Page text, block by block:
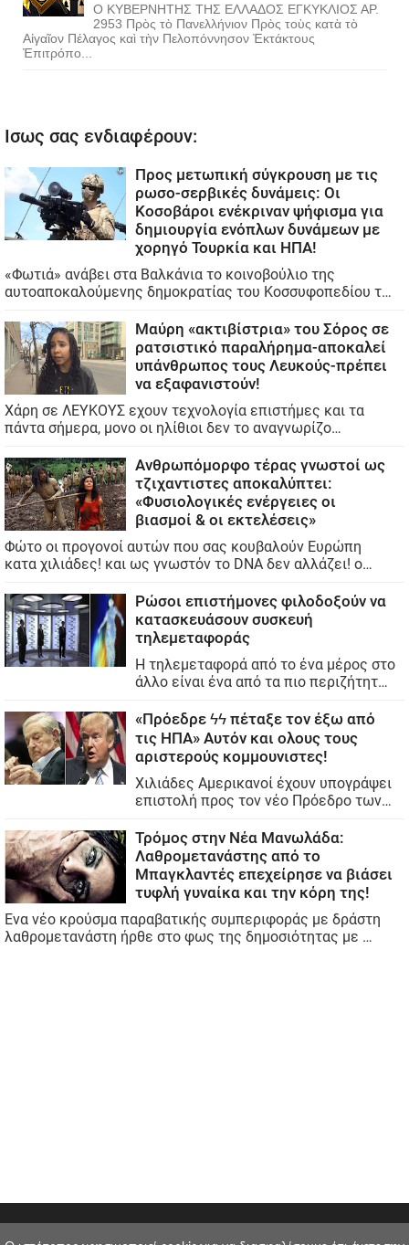
Ο ΚΥΒΕΡΝΗΤΗΣ ΤΗΣ ΕΛΛΑΔΟΣ ΕΓΚΥΚΛΙΟΣ ΑΡ.
2953 Πρὸς τὸ Πανελλήνιον Πρὸς τοὺς κατὰ τὸ
Αἰγαῖον Πέλαγος καὶ τὴν Πελοπόννησον Ἐκτάκτους
Ἐπιτρόπο...